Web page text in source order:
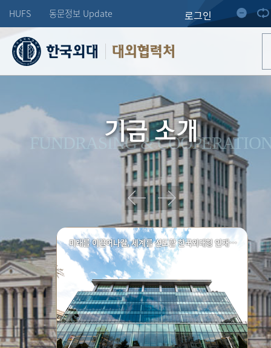
HUFS 동문정보 Update 로그인
대외협력처
기금 소개
FUNDRASING &
미래를 이끌어나갈, 세계를 선도할 한국외대형 인재양성